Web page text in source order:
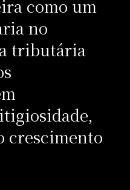
como um
no
tributária
crescimento